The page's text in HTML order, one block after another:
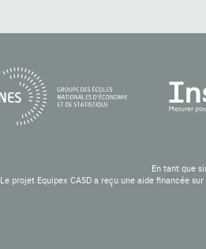
En tant que
Le projet Equipex CASD a reçu une aide financée